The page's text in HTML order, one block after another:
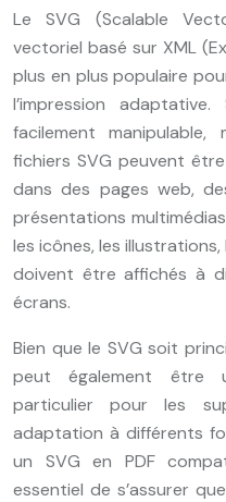
Le SVG (Scalable
vectoriel basé sur XML
plus en plus populaire
l’impression
facilement
fichiers SVG peuvent
dans des pages web,
présentations
les icônes, les
doivent être affichés à
écrans.
Bien que le SVG soit
peut également être
particulier pour les
adaptation à différents
un SVG en PDF
essentiel de s’assurer